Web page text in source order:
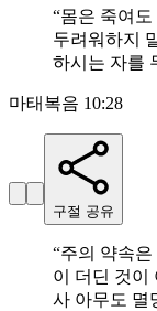
“몸은 죽여
두려워하지
하시는 자를
마태복음 10:28
구절 공유
“주의 약속
이 더딘 것이
사 아무도 멸